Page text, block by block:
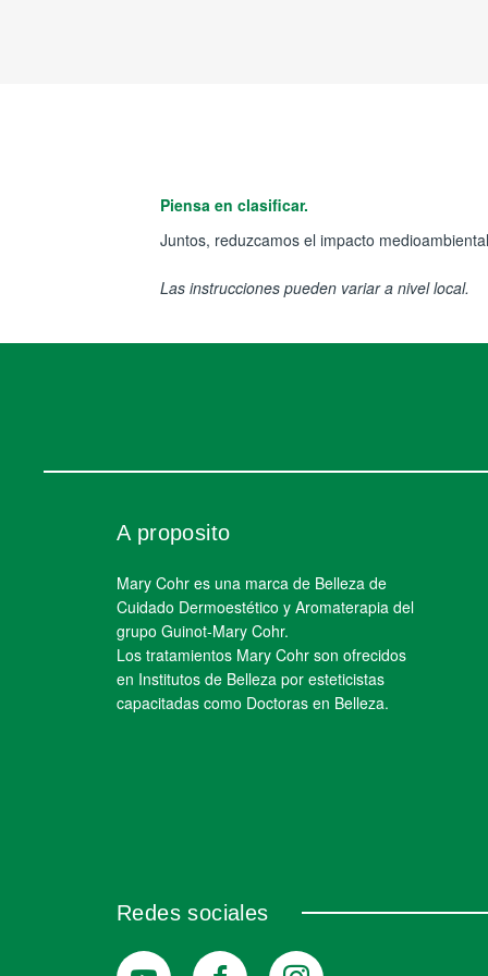
Piensa en clasificar.
Juntos, reduzcamos el impacto
Las instrucciones pueden variar a nivel local.
A proposito
Mary Cohr es una marca de Belleza de
Cuidado Dermoestético y Aromaterapia del
grupo Guinot-Mary Cohr.
Los tratamientos Mary Cohr son ofrecidos
en Institutos de Belleza por esteticistas
capacitadas como Doctoras en Belleza.
Redes sociales